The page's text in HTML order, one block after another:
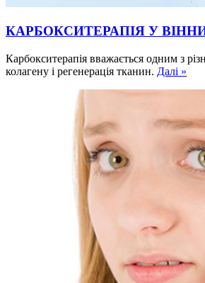
КАРБОКСИТЕРАПІЯ У
Карбокситерапія вважається одним з
колагену і регенерація тканин. Далі »